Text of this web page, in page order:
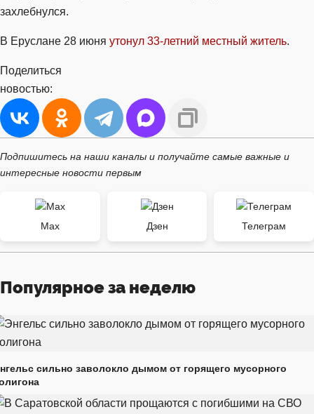
захлебнулся.
В Еруслане 28 июня утонул 33-летний местный житель.
Поделиться
новостью:
Подпишитесь на наши каналы и получайте самые важные и
интересные новости первым
Max Дзен Телеграм
Популярное за неделю
сильно заволокло дымом от горящего мусорного